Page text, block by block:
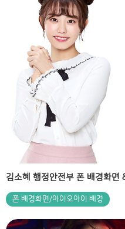
김소혜 행정안전부 폰 배경화면
폰 배경화면/아이오아이 배경